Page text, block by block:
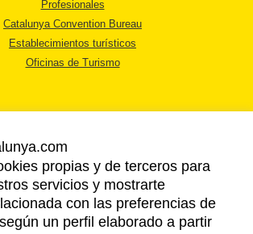
Profesionales
Catalunya Convention Bureau
Establecimientos turísticos
Oficinas de Turismo
AVISO LEGAL
POLÍTICA DE PRIVACIDAD
COOKIES
propias y de terceros para
servicios y mostrarte
con las preferencias de
un perfil elaborado a partir